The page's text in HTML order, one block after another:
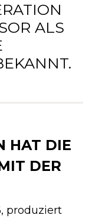
ALS
HAT DIE
DER
produziert